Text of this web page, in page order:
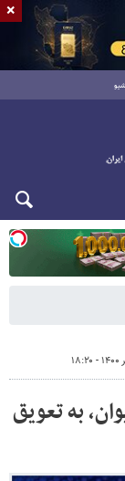
به تعویق
×